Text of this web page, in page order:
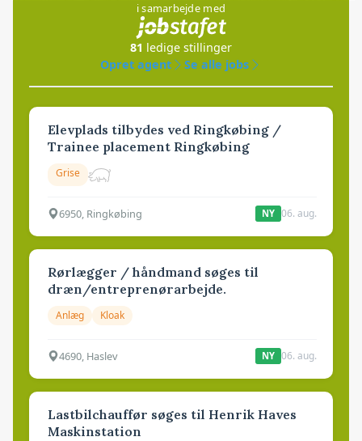
i samarbejde med
81 ledige stillinger
Opret agent
Se alle jobs
Elevplads tilbydes ved Ringkøbing /
Trainee placement Ringkøbing
Grise
6950, Ringkøbing NY 06. aug.
Rørlægger / håndmand søges til
dræn/entreprenørarbejde.
Anlæg Kloak
4690, Haslev NY 06. aug.
Lastbilchauffør søges til Henrik Haves
Maskinstation